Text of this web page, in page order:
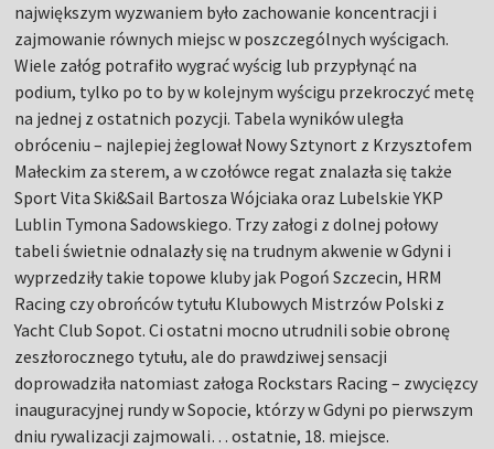
największym wyzwaniem było zachowanie koncentracji i
zajmowanie równych miejsc w poszczególnych wyścigach.
Wiele załóg potrafiło wygrać wyścig lub przypłynąć na
podium, tylko po to by w kolejnym wyścigu przekroczyć metę
na jednej z ostatnich pozycji. Tabela wyników uległa
obróceniu – najlepiej żeglował Nowy Sztynort z Krzysztofem
Małeckim za sterem, a w czołówce regat znalazła się także
Sport Vita Ski&Sail Bartosza Wójciaka oraz Lubelskie YKP
Lublin Tymona Sadowskiego. Trzy załogi z dolnej połowy
tabeli świetnie odnalazły się na trudnym akwenie w Gdyni i
wyprzedziły takie topowe kluby jak Pogoń Szczecin, HRM
Racing czy obrońców tytułu Klubowych Mistrzów Polski z
Yacht Club Sopot. Ci ostatni mocno utrudnili sobie obronę
zeszłorocznego tytułu, ale do prawdziwej sensacji
doprowadziła natomiast załoga Rockstars Racing – zwycięzcy
inauguracyjnej rundy w Sopocie, którzy w Gdyni po pierwszym
dniu rywalizacji zajmowali… ostatnie, 18. miejsce.